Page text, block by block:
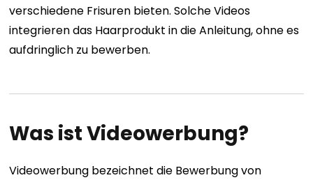
verschiedene Frisuren bieten. Solche Videos
integrieren das Haarprodukt in die Anleitung, ohne es
aufdringlich zu bewerben.
Was ist Videowerbung?
Videowerbung bezeichnet die Bewerbung von